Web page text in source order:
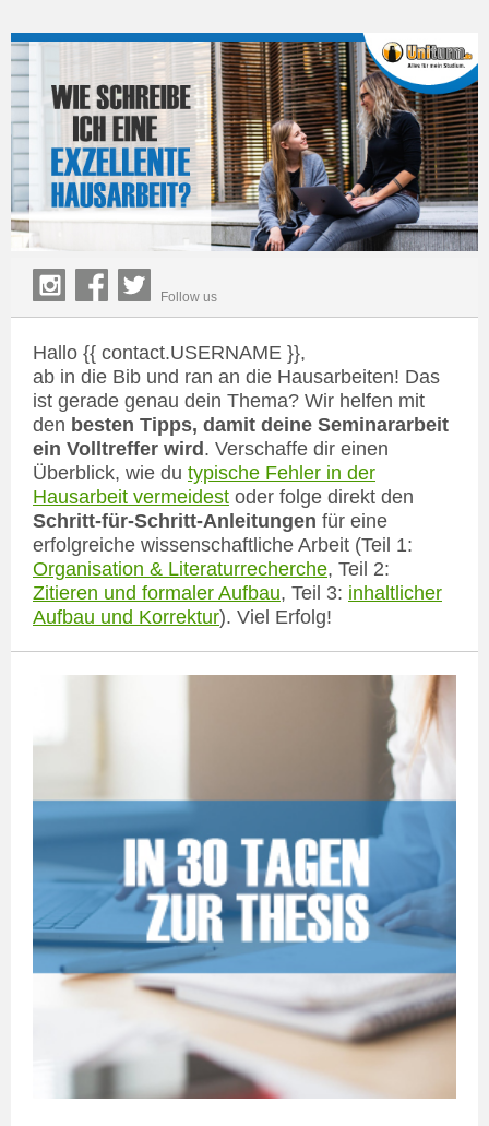
Follow us
Hallo {{ contact.USERNAME }},
ab in die Bib und ran an die Hausarbeiten! Das
ist gerade genau dein Thema? Wir helfen mit
den besten Tipps, damit deine Seminararbeit
ein Volltreffer wird . Verschaffe dir einen
Überblick, wie du typische Fehler in der
Hausarbeit vermeidest oder folge direkt den
Schritt-für-Schritt-Anleitungen für eine
erfolgreiche wissenschaftliche Arbeit (Teil 1:
Organisation & Literaturrecherche, Teil 2:
Zitieren und formaler Aufbau, Teil 3: inhaltlicher
Aufbau und Korrektur). Viel Erfolg!